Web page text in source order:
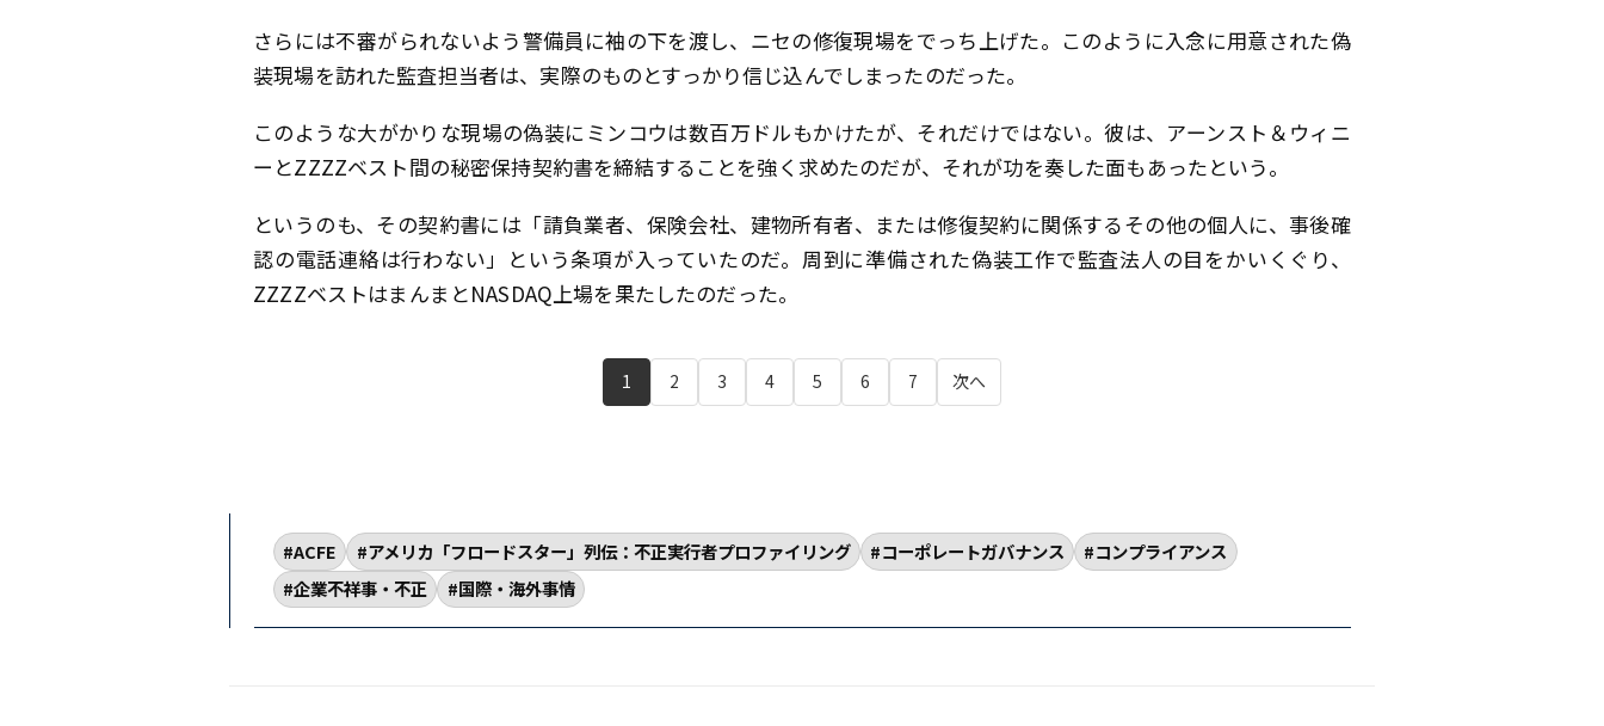
さらには不審がられないよう警備員に袖の下を渡し、ニセの修復現場をでっち上げた。このように入念に用意された偽
装現場を訪れた監査担当者は、実際のものとすっかり信じ込んでしまったのだった。
このような大がかりな現場の偽装にミンコウは数百万ドルもかけたが、それだけではない。彼は、アーンスト＆ウィニ
ーとZZZZベスト間の秘密保持契約書を締結することを強く求めたのだが、それが功を奏した面もあったという。
というのも、その契約書には「請負業者、保険会社、建物所有者、または修復契約に関係するその他の個人に、事後確
認の電話連絡は行わない」という条項が入っていたのだ。周到に準備された偽装工作で監査法人の目をかいくぐり、
ZZZZベストはまんまとNASDAQ上場を果たしたのだった。
1 2 3 4 5 6 7 次へ
ACFE アメリカ「フロードスター」列伝：不正実行者プロファイリング コーポレートガバナンス
コンプライアンス
企業不祥事・不正
国際・海外事情